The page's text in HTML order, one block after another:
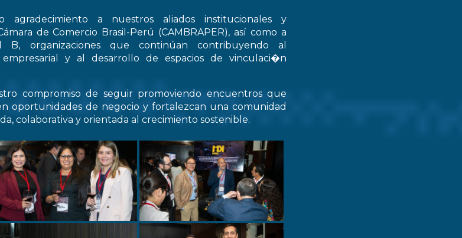
agradecimiento a nuestros aliados institucionales y
de Comercio Brasil-Perú (CAMBRAPER), así como a
B, organizaciones que continúan contribuyendo al
y al desarrollo de espacios de vinculaci�n
compromiso de seguir promoviendo encuentros que
oportunidades de negocio y fortalezcan una comunidad
colaborativa y orientada al crecimiento sostenible.